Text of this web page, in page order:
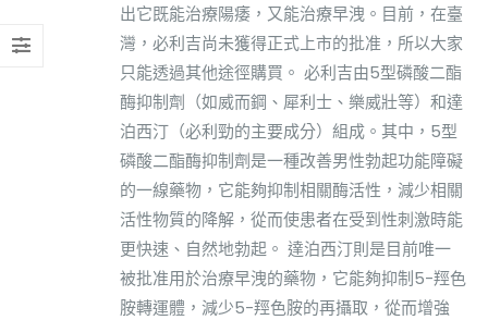
出它既能治療陽痿，又能治療早洩。目前，在臺
灣，必利吉尚未獲得正式上市的批准，所以大家
只能透過其他途徑購買。 必利吉由5型磷酸二酯
酶抑制劑（如威而鋼、犀利士、樂威壯等）和達
泊西汀（必利勁的主要成分）組成。其中，5型
磷酸二酯酶抑制劑是一種改善男性勃起功能障礙
的一線藥物，它能夠抑制相關酶活性，減少相關
活性物質的降解，從而使患者在受到性刺激時能
更快速、自然地勃起。 達泊西汀則是目前唯一
被批准用於治療早洩的藥物，它能夠抑制5-羥色
胺轉運體，減少5-羥色胺的再攝取，從而增強